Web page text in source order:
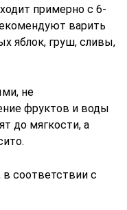
примерно с 6-
варить
яблок, груш, сливы,
не
фруктов и воды
до мягкости, а
соответствии с